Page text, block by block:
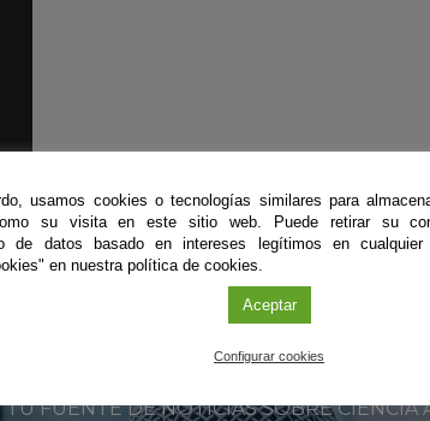
TU FUENTE DE NOTICIAS SOBRE CIENCIA
usamos cookies o tecnologías similares para
su visita en este sitio web. Puede retirar su
de datos basado en intereses legítimos en
en nuestra política de cookies.
Aceptar
Configurar cookies